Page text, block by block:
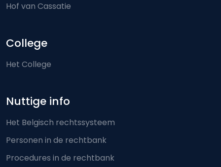
Hof van Cassatie
College
Het College
Nuttige info
Het Belgisch rechtssysteem
Personen in de rechtbank
Procedures in de rechtbank